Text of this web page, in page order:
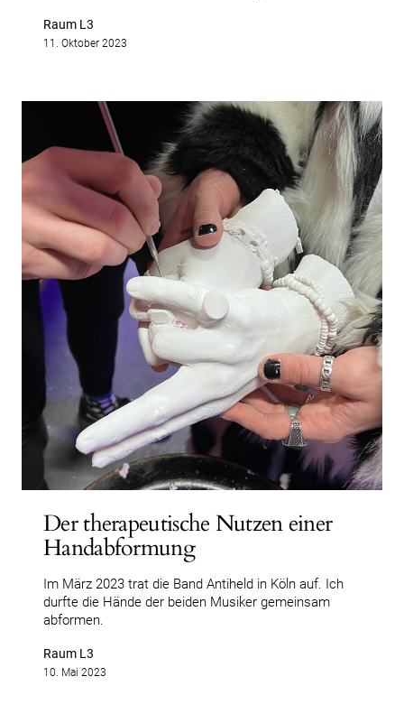
Raum L3
11. Oktober 2023
Der therapeutische Nutzen einer
Handabformung
Im März 2023 trat die Band Antiheld in Köln auf. Ich
durfte die Hände der beiden Musiker gemeinsam
abformen.
Raum L3
10. Mai 2023